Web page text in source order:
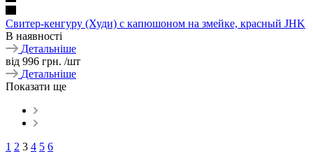
Свитер-кенгуру (Худи) с капюшоном на змейке, красный JHK
В наявності
Детальніше
від 996 грн. /шт
Детальніше
Показати ще
1 2 3 4 5 6